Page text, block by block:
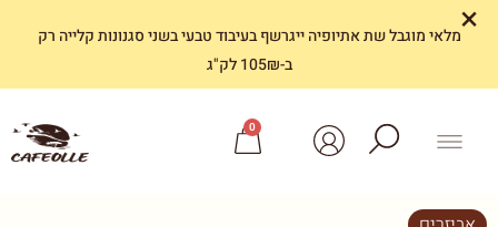
מלאי מוגבל שת אתיופיה ייגרשף בעיבוד טבעי בשני סגנונות קלייה רק
ב-105₪ לק"ג
×
0